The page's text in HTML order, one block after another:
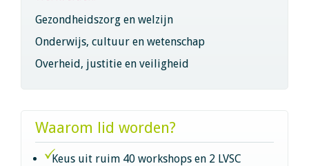
Gezondheidszorg en welzijn
Onderwijs, cultuur en wetenschap
Overheid, justitie en veiligheid
Waarom lid worden?
Keus uit ruim 40 workshops en 2 LVSC